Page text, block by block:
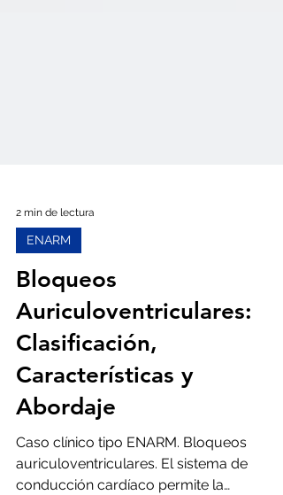
2 min de lectura
ENARM
Bloqueos
Auriculoventriculares:
Clasificación,
Características y
Abordaje